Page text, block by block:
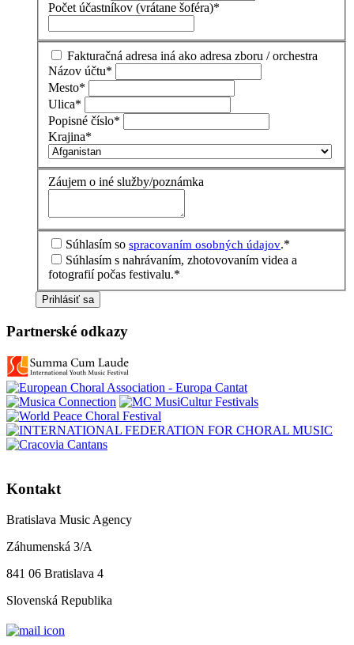
Počet účastníkov (vrátane šoféra)*
Fakturačná adresa iná ako adresa zboru / orchestra
Názov účtu*
Mesto*
Ulica*
Popisné číslo*
Krajina*
Záujem o iné služby/poznámka
Súhlasím so spracovaním osobných údajov.*
Súhlasím s nahrávaním, zhotovovaním videa a
fotografií počas festivalu.*
Prihlásiť sa
Partnerské odkazy
Kontakt
Bratislava Music Agency
Záhumenská 3/A
841 06 Bratislava 4
Slovenská Republika